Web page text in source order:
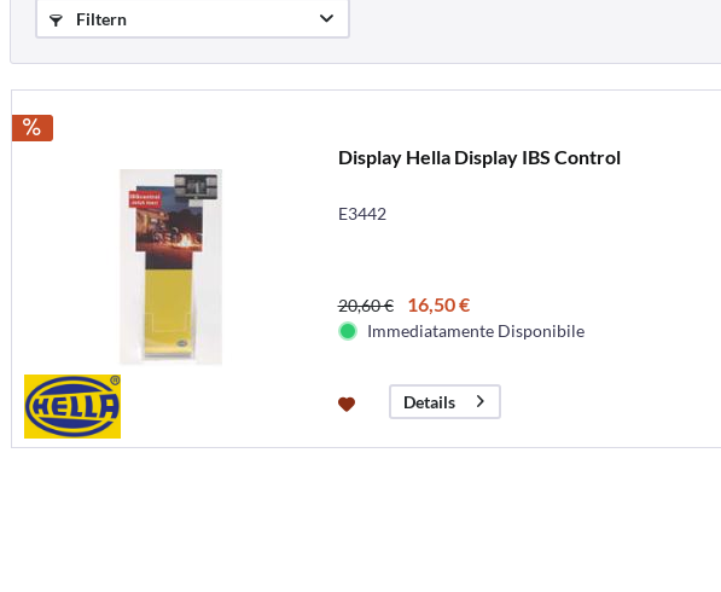
Filtern
Display Hella Display IBS Control
E3442
20,60 € 16,50 €
Immediatamente Disponibile
Details